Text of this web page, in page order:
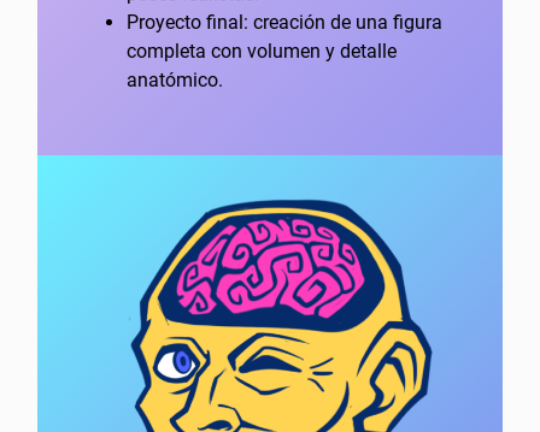
Proyecto final: creación de una figura
completa con volumen y detalle
anatómico.